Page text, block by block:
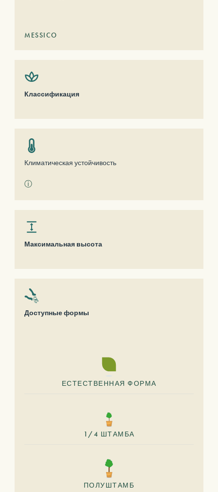
MESSICO
Классификация
Климатическая устойчивость
ⓘ
Максимальная высота
Доступные формы
ЕСТЕСТВЕННАЯ ФОРМА
1/4 ШТАМБА
ПОЛУШТАМБ